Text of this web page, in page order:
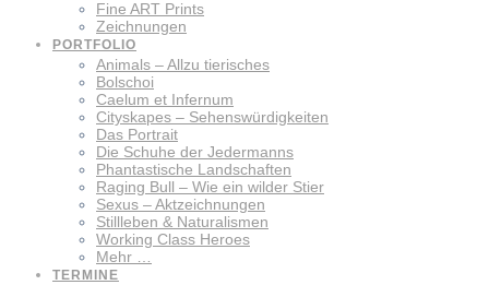
Fine ART Prints
Zeichnungen
PORTFOLIO
Animals – Allzu tierisches
Bolschoi
Caelum et Infernum
Cityskapes – Sehenswürdigkeiten
Das Portrait
Die Schuhe der Jedermanns
Phantastische Landschaften
Raging Bull – Wie ein wilder Stier
Sexus – Aktzeichnungen
Stillleben & Naturalismen
Working Class Heroes
Mehr …
TERMINE